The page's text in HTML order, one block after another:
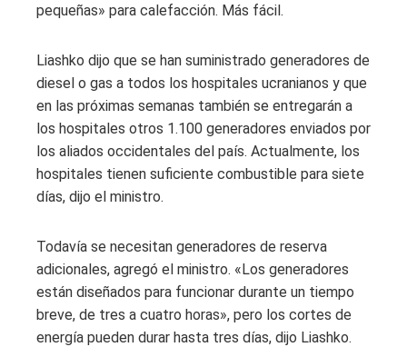
pequeñas» para calefacción. Más fácil.
Liashko dijo que se han suministrado generadores de
diesel o gas a todos los hospitales ucranianos y que
en las próximas semanas también se entregarán a
los hospitales otros 1.100 generadores enviados por
los aliados occidentales del país. Actualmente, los
hospitales tienen suficiente combustible para siete
días, dijo el ministro.
Todavía se necesitan generadores de reserva
adicionales, agregó el ministro. «Los generadores
están diseñados para funcionar durante un tiempo
breve, de tres a cuatro horas», pero los cortes de
energía pueden durar hasta tres días, dijo Liashko.